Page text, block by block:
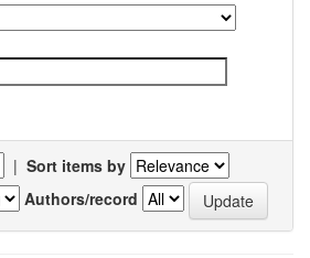
| Sort items by
Authors/record